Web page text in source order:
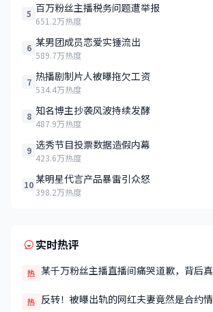
5 百万粉丝主播税务问题遭举报
651.2万热度
6 某男团成员恋爱实锤流出
589.7万热度
7 热播剧制片人被曝拖欠工资
534.4万热度
8 知名博主抄袭风波持续发酵
487.9万热度
9 选秀节目投票数据造假内幕
423.6万热度
10 某明星代言产品暴雷引众怒
398.2万热度
实时热评
热 某千万粉丝主播直播间痛哭道歉，背后
热 反转！被曝出轨的网红夫妻竟然是合约